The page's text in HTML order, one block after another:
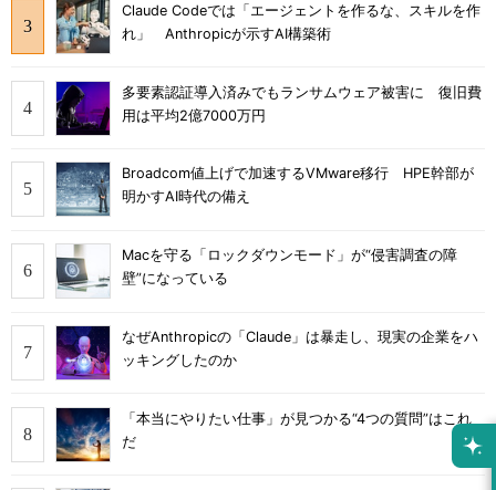
Claude Codeでは「エージェントを作るな、スキルを作
れ」 Anthropicが示すAI構築術
多要素認証導入済みでもランサムウェア被害に 復旧費
用は平均2億7000万円
Broadcom値上げで加速するVMware移行 HPE幹部が
明かすAI時代の備え
Macを守る「ロックダウンモード」が“侵害調査の障
壁”になっている
なぜAnthropicの「Claude」は暴走し、現実の企業をハ
ッキングしたのか
「本当にやりたい仕事」が見つかる“4つの質問”はこれ
だ